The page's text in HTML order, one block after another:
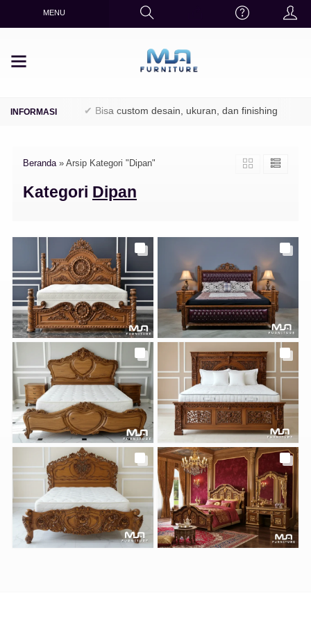
MENU
/ Perhutani) ✔ Bisa custom desain, ukuran, dan finishing
Beranda» Arsip Kategori "Dipan"
Kategori Dipan